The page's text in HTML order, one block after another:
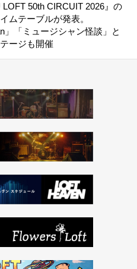
50th CIRCUIT 2026』の
ムテーブルが発表。
」「ミュージシャン怪談」と
ージも開催